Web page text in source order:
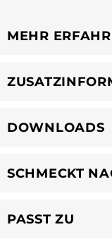
MEHR
DOWNLOADS
SCHMECKT
PASST ZU